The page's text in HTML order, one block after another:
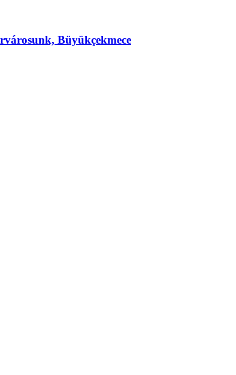
Büyükçekmece